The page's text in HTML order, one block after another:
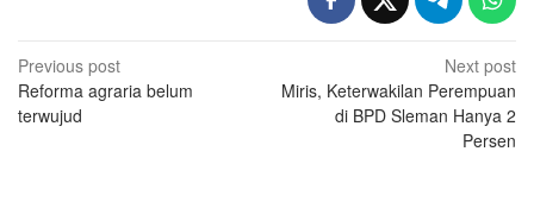
Post
navigation
Previous post
Reforma agraria belum
terwujud
Next post
Miris, Keterwakilan Perempuan
di BPD Sleman Hanya 2
Persen